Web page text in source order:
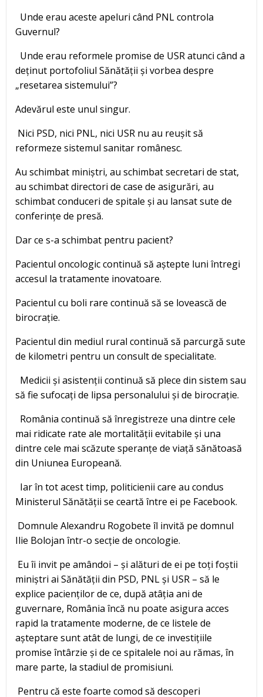
Unde erau aceste apeluri când PNL controla
Guvernul?
Unde erau reformele promise de USR atunci când a
deținut portofoliul Sănătății și vorbea despre
„resetarea sistemului”?
Adevărul este unul singur.
Nici PSD, nici PNL, nici USR nu au reușit să
reformeze sistemul sanitar românesc.
Au schimbat miniștri, au schimbat secretari de stat,
au schimbat directori de case de asigurări, au
schimbat conduceri de spitale și au lansat sute de
conferințe de presă.
Dar ce s-a schimbat pentru pacient?
Pacientul oncologic continuă să aștepte luni întregi
accesul la tratamente inovatoare.
Pacientul cu boli rare continuă să se lovească de
birocrație.
Pacientul din mediul rural continuă să parcurgă sute
de kilometri pentru un consult de specialitate.
Medicii și asistenții continuă să plece din sistem sau
să fie sufocați de lipsa personalului și de birocrație.
România continuă să înregistreze una dintre cele
mai ridicate rate ale mortalității evitabile și una
dintre cele mai scăzute speranțe de viață sănătoasă
din Uniunea Europeană.
Iar în tot acest timp, politicienii care au condus
Ministerul Sănătății se ceartă între ei pe Facebook.
Domnule Alexandru Rogobete îl invită pe domnul
Ilie Bolojan într-o secție de oncologie.
Eu îi invit pe amândoi – și alături de ei pe toți foștii
miniștri ai Sănătății din PSD, PNL și USR – să le
explice pacienților de ce, după atâția ani de
guvernare, România încă nu poate asigura acces
rapid la tratamente moderne, de ce listele de
așteptare sunt atât de lungi, de ce investițiile
promise întârzie și de ce spitalele noi au rămas, în
mare parte, la stadiul de promisiuni.
Pentru că este foarte comod să descoperi